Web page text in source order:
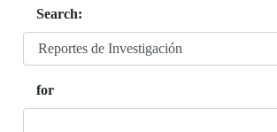
Search:
for